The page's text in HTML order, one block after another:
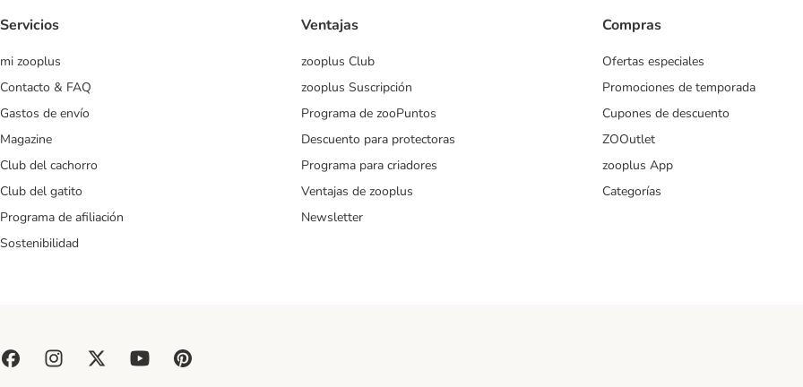
Servicios
mi zooplus
Contacto & FAQ
Gastos de envío
Magazine
Club del cachorro
Club del gatito
Programa de afiliación
Sostenibilidad
Ventajas
zooplus Club
zooplus Suscripción
Programa de zooPuntos
Descuento para protectoras
Programa para criadores
Ventajas de zooplus
Newsletter
Compras
Ofertas especiales
Promociones de temporada
Cupones de descuento
ZOOutlet
zooplus App
Categorías